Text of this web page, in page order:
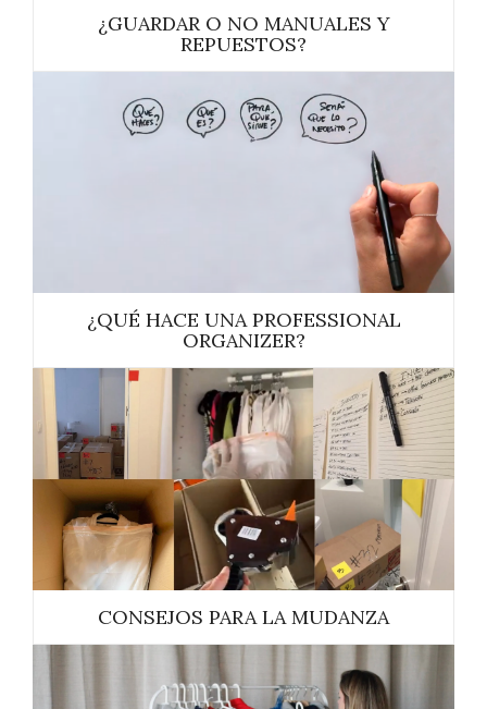
¿GUARDAR O NO MANUALES Y
REPUESTOS?
¿QUÉ HACE UNA PROFESSIONAL
ORGANIZER?
CONSEJOS PARA LA MUDANZA